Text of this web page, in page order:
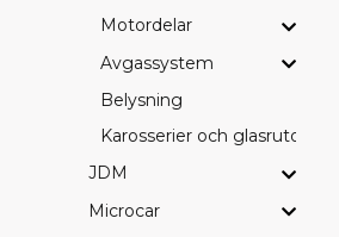
Motordelar
Avgassystem
Belysning
Karosserier och glasrutor
JDM
Microcar